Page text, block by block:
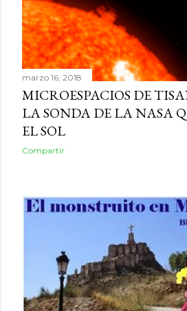
marzo 16, 2018
MICROESPACIOS DE
LA SONDA DE LA NASA
EL SOL
Compartir